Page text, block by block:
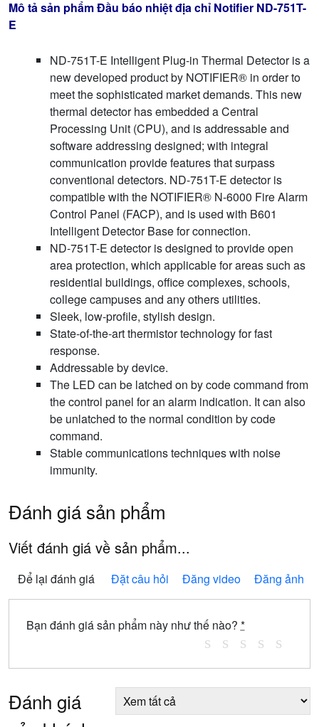
Mô tả sản phẩm Đầu báo nhiệt địa chỉ Notifier ND-751T-
E
ND-751T-E Intelligent Plug-in Thermal Detector is a
new developed product by NOTIFIER® in order to
meet the sophisticated market demands. This new
thermal detector has embedded a Central
Processing Unit (CPU), and is addressable and
software addressing designed; with integral
communication provide features that surpass
conventional detectors. ND-751T-E detector is
compatible with the NOTIFIER® N-6000 Fire Alarm
Control Panel (FACP), and is used with B601
Intelligent Detector Base for connection.
ND-751T-E detector is designed to provide open
area protection, which applicable for areas such as
residential buildings, office complexes, schools,
college campuses and any others utilities.
Sleek, low-profile, stylish design.
State-of-the-art thermistor technology for fast
response.
Addressable by device.
The LED can be latched on by code command from
the control panel for an alarm indication. It can also
be unlatched to the normal condition by code
command.
Stable communications techniques with noise
immunity.
Đánh giá sản phẩm
Viết đánh giá về sản phẩm...
Để lại đánh giá Đặt câu hỏi Đăng video Đăng ảnh
Bạn đánh giá sản phẩm này như thế nào? *
Đánh giá